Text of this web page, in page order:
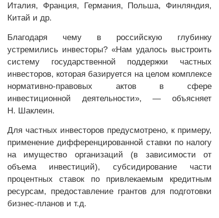
Италия, Франция, Германия, Польша, Финляндия,
Китай и др.
Благодаря чему в российскую глубинку
устремились инвесторы? «Нам удалось выстроить
систему государственной поддержки частных
инвесторов, которая базируется на целом комплексе
нормативно-правовых актов в сфере
инвестиционной деятельности», — объясняет
Н. Шаклеин.
Для частных инвесторов предусмотрено, к примеру,
применение дифференцированной ставки по налогу
на имущество организаций (в зависимости от
объема инвестиций), субсидирование части
процентных ставок по привлекаемым кредитным
ресурсам, предоставление грантов для подготовки
бизнес-планов и т.д.